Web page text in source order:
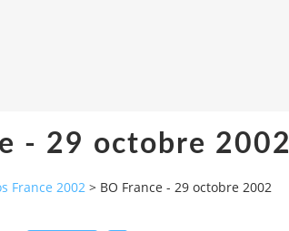
- 29 octobre 2002
France 2002 > BO France - 29 octobre 2002